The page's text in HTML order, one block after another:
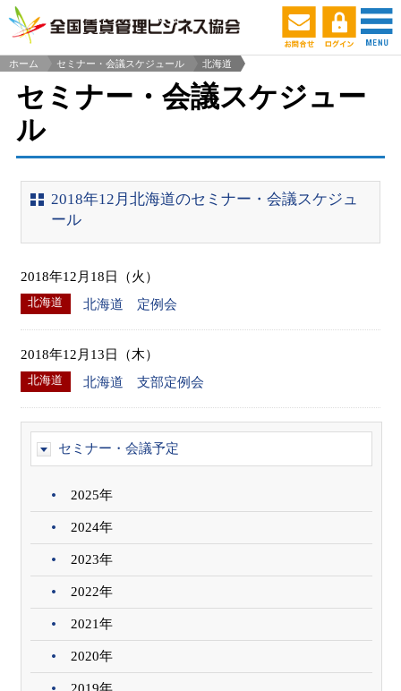
ホーム
セミナー・会議スケジュール
北海道
セミナー・会議スケジュー
ル
2018年12月北海道のセミナー・会議スケジュ
ール
2018年12月18日（火）
北海道 北海道 定例会
2018年12月13日（木）
北海道 北海道 支部定例会
セミナー・会議予定
2025年
2024年
2023年
2022年
2021年
2020年